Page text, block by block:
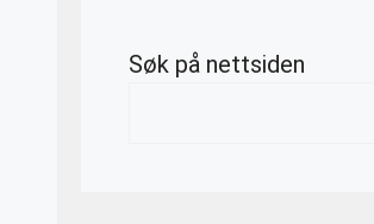
Søk på nettsiden